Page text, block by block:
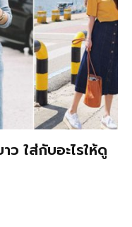
ว ใส่กับอะไรให้ดู